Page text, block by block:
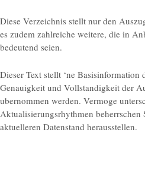
Diese Verzeichnis stellt nur den
es zudem zahlreiche weitere, die in
bedeutend seien.
Dieser Text stellt ‘ne
Genauigkeit und Vollstandigkeit der
ubernommen werden. Vermoge
Aktualisierungsrhythmen beherrschen
aktuelleren Datenstand herausstellen.